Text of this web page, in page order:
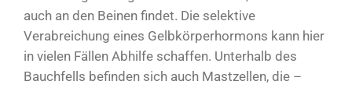
auch an den Beinen findet. Die selektive
Verabreichung eines Gelbkörperhormons kann hier
in vielen Fällen Abhilfe schaffen. Unterhalb des
Bauchfells befinden sich auch Mastzellen, die –